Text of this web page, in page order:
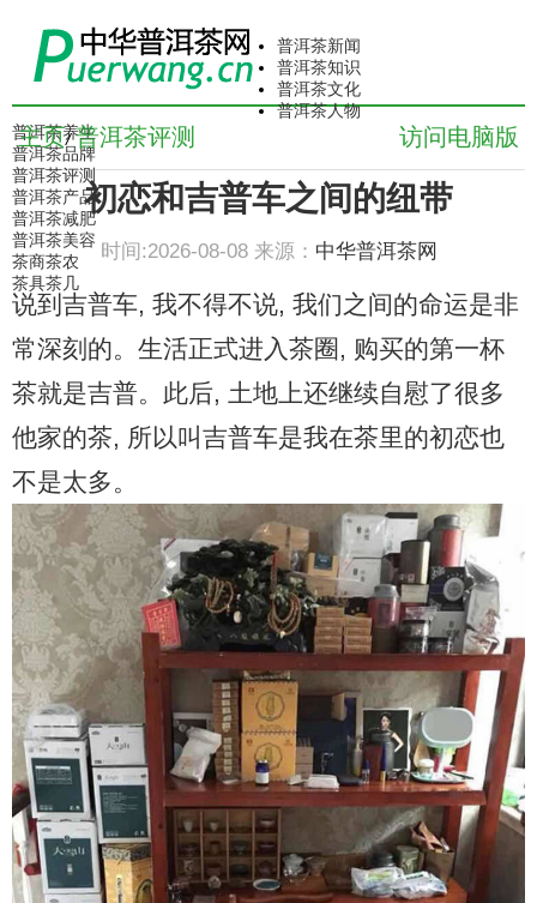
普洱茶新闻
普洱茶知识
普洱茶文化
普洱茶人物
普洱茶养生
普洱茶品牌
普洱茶评测
普洱茶产品
普洱茶减肥
普洱茶美容
茶商茶农
茶具茶几
访问电脑版
主页/ 普洱茶评测
初恋和吉普车之间的纽带
时间:2026-08-08 来源： 中华普洱茶网
说到吉普车, 我不得不说, 我们之间的命运是非
常深刻的。生活正式进入茶圈, 购买的第一杯
茶就是吉普。此后, 土地上还继续自慰了很多
他家的茶, 所以叫吉普车是我在茶里的初恋也
不是太多。